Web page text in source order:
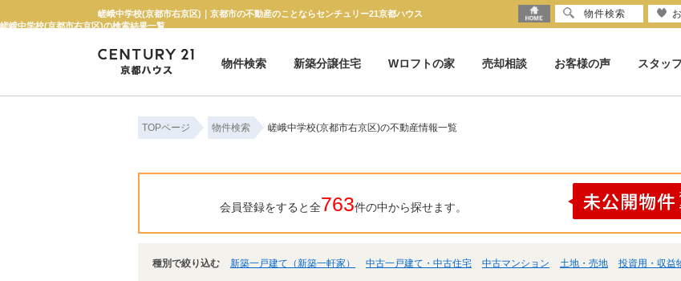
嵯峨中学校(京都市右京区)｜京都市の不動産のことならセンチュリー21京都ハウス
物件検索
新築分譲住宅 Wロフトの家 売却相談 お客様の声 スタッ
TOPページ 物件検索 嵯峨中学校(京都市右京区)の不動産情報一覧
嵯峨中学校(京都市右京区)の検索結果一覧
会員登録をすると全763件の中から探せます。
種別で絞り込む 新築一戸建て（新築一軒家） 中古一戸建て・中古住宅 中古マンション 土地・売地 投資用・収益
物件検索